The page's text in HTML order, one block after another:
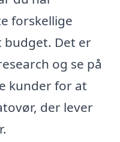
forskellige
budget. Det er
og se på
kunder for at
der lever